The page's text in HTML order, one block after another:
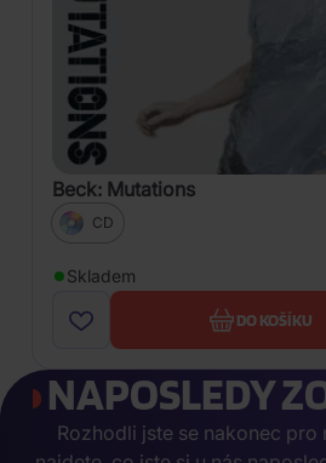
Beck: Mutations
CD
Skladem
DO KOŠÍKU
NAPOSLEDY
Rozhodli jste se nakonec pro